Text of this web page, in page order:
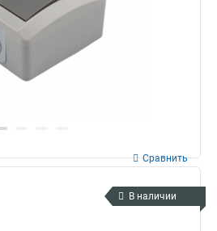
Сравнить
В наличии